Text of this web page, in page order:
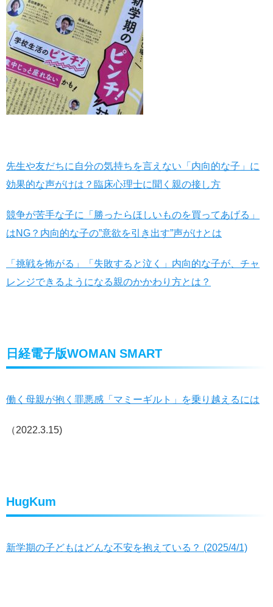
先生や友だちに自分の気持ちを言えない「内向的な子」に
効果的な声がけは？臨床心理士に聞く親の接し方
競争が苦手な子に「勝ったらほしいものを買ってあげる」
はNG？内向的な子の”意欲を引き出す”声がけとは
「挑戦を怖がる」「失敗すると泣く」内向的な子が、チャ
レンジできるようになる親のかかわり方とは？
日経電子版WOMAN SMART
働く母親が抱く罪悪感「マミーギルト」を乗り越えるには
（2022.3.15)
HugKum
新学期の子どもはどんな不安を抱えている？ (2025/4/1)